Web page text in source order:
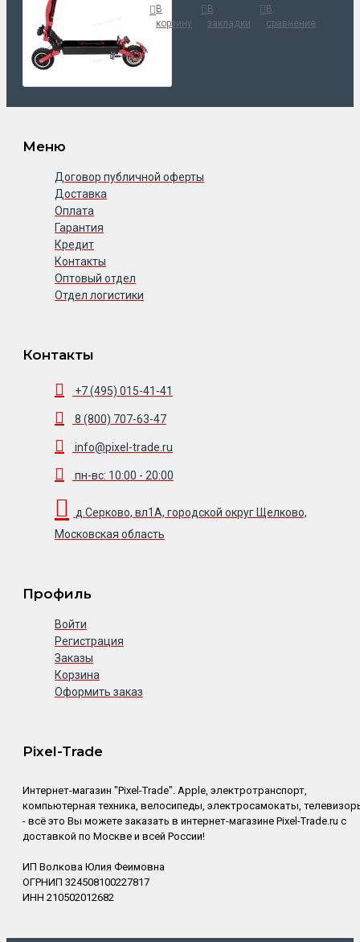
В
корзину
В
закладки
В
сравнение
Меню
Договор публичной оферты
Доставка
Оплата
Гарантия
Кредит
Контакты
Оптовый отдел
Отдел логистики
Контакты
+7 (495) 015-41-41
8 (800) 707-63-47
info@pixel-trade.ru
пн-вс: 10:00 - 20:00
д.Серково, вл1А, городской округ Щелково,
Московская область
Профиль
Войти
Регистрация
Заказы
Корзина
Оформить заказ
Pixel-Trade
Интернет-магазин "Pixel-Trade". Apple, электротранспорт,
компьютерная техника, велосипеды, электросамокаты,
- всё это Вы можете заказать в интернет-магазине Pixel-Trade.ru с
доставкой по Москве и всей России!
ИП Волкова Юлия Феимовна
ОГРНИП 324508100227817
ИНН 210502012682